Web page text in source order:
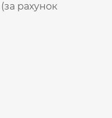
рахунок